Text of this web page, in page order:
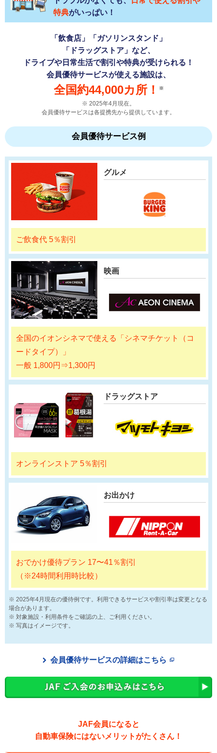
特典がいっぱい！
「飲食店」「ガソリンスタンド」
「ドラッグストア」など、
ドライブや日常生活で割引や特典が受けられる！
会員優待サービスが使える施設は、
全国約44,000カ所！ ※
2025年4月現在。
会員優待サービスは各提携先から提供しています。
会員優待サービス例
グルメ
ご飲食代 5％割引
映画
全国のイオンシネマで使える「シネマチケット（コ
ードタイプ）」
一般 1,800円⇒1,300円
ドラッグストア
オンラインストア 5％割引
お出かけ
おでかけ優待プラン 17〜41％割引
（※24時間利用時比較）
2025年4月現在の優待例です。利用できるサービスや割引率は変更となる
場合があります。
対象施設・利用条件をご確認の上、ご利用ください。
写真はイメージです。
会員優待サービスの詳細はこちら
JAF会員になると
自動車保険にはないメリットがたくさん！